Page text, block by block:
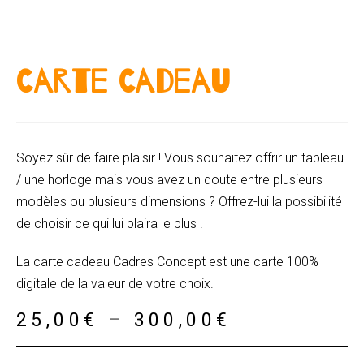
Carte Cadeau
Soyez sûr de faire plaisir ! Vous souhaitez offrir un tableau
/ une horloge mais vous avez un doute entre plusieurs
modèles ou plusieurs dimensions ? Offrez-lui la possibilité
de choisir ce qui lui plaira le plus !
La carte cadeau Cadres Concept est une carte 100%
digitale de la valeur de votre choix.
25,00 € – 300,00 €